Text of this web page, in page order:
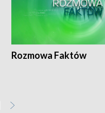
Rozmowa Faktów